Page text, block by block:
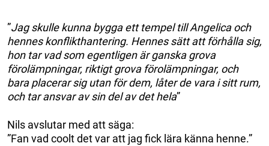
”Jag skulle kunna bygga ett tempel till Angelica och
hennes konflikthantering. Hennes sätt att förhålla sig,
hon tar vad som egentligen är ganska grova
förolämpningar, riktigt grova förolämpningar, och
bara placerar sig utan för dem, låter de vara i sitt rum,
och tar ansvar av sin del av det hela”
Nils avslutar med att säga:
”Fan vad coolt det var att jag fick lära känna henne.”